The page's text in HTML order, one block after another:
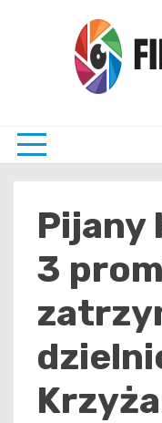
Pijany
3